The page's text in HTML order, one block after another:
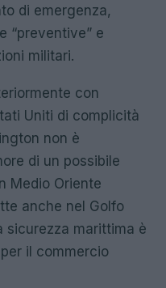
di emergenza,
“preventive” e
militari.
con
Uniti di complicità
non è
di un possibile
Medio Oriente
anche nel Golfo
sicurezza marittima è
il commercio